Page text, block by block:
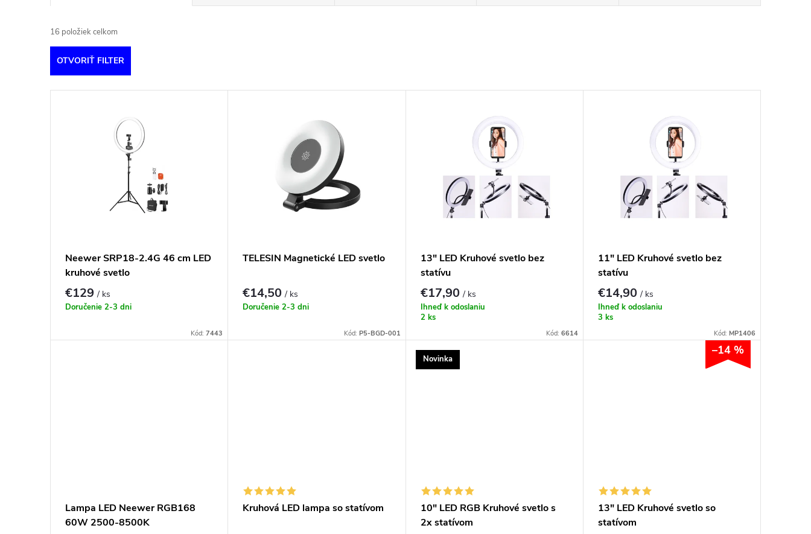
a
d
e
k
16 položiek celkom
OTVORIŤ FILTER
d
Neewer SRP18-2.4G 46 cm LED
kruhové svetlo
€129/ ks
Doručenie 2-3 dni
Kód:7443
TELESIN Magnetické LED svetlo
€14,50/ ks
Doručenie 2-3 dni
Kód: P5-BGD-001
13" LED Kruhové svetlo bez
statívu
€17,90/ ks
Ihneď k odoslaniu
2 ks
Kód: 6614
11" LED Kruhové svetlo bez
statívu
€14,90/ ks
Ihneď k odoslaniu
3 ks
Kód: MP1406
Lampa LED Neewer RGB168
60W 2500-8500K
Kruhová LED lampa so statívom
Novinka
10" LED RGB Kruhové svetlo s
2x statívom
–14 %
13" LED Kruhové svetlo so
statívom